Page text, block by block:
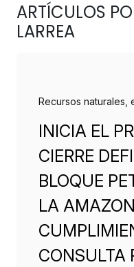
ARTÍCULOS
LARREA
Recursos naturales,
INICIA EL
CIERRE
BLOQUE
LA
CONSULTA